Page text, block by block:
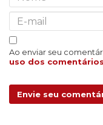
Ao enviar seu
uso dos comentários
Envie seu